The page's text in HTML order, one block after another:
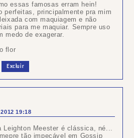
essas famosas erram hein!
perfeitas, principalmente pra mim
com maquiagem e não
para me maquiar. Sempre uso
medo de exagerar.
flor
Excluir
19:18
Leighton Meester é clássica, né...
tão impecável em Gossip